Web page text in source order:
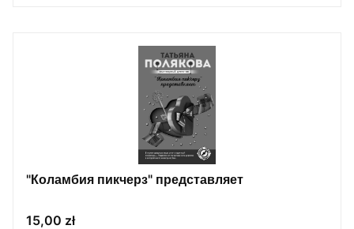
"Коламбия пикчерз" представляет
Цена
15,00 zł